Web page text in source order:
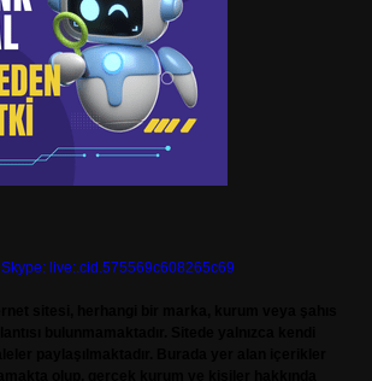
Skype: live:.cid.575569c608265c69